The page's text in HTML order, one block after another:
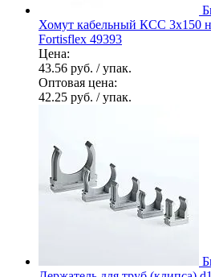
Хомут кабельный КСС 3х150
Fortisflex 49393
Цена:
43.56 руб. / упак.
Оптовая цена:
42.25 руб. / упак.